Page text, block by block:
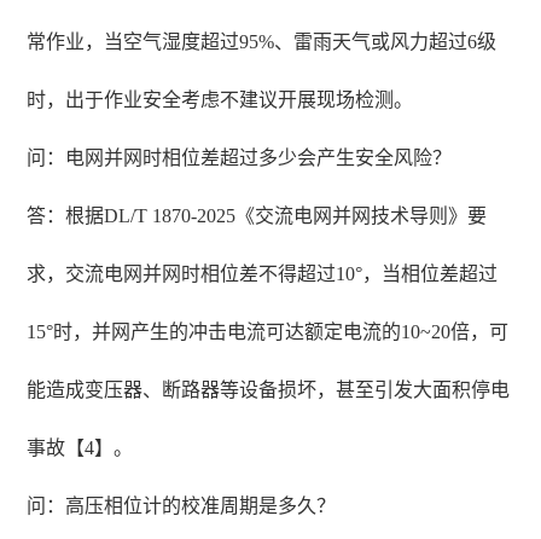
常作业，当空气湿度超过95%、雷雨天气或风力超过6级
时，出于作业安全考虑不建议开展现场检测。
问：电网并网时相位差超过多少会产生安全风险？
答：根据DL/T 1870-2025《交流电网并网技术导则》要
求，交流电网并网时相位差不得超过10°，当相位差超过
15°时，并网产生的冲击电流可达额定电流的10~20倍，可
能造成变压器、断路器等设备损坏，甚至引发大面积停电
事故【4】。
问：高压相位计的校准周期是多久？